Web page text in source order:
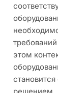
этом